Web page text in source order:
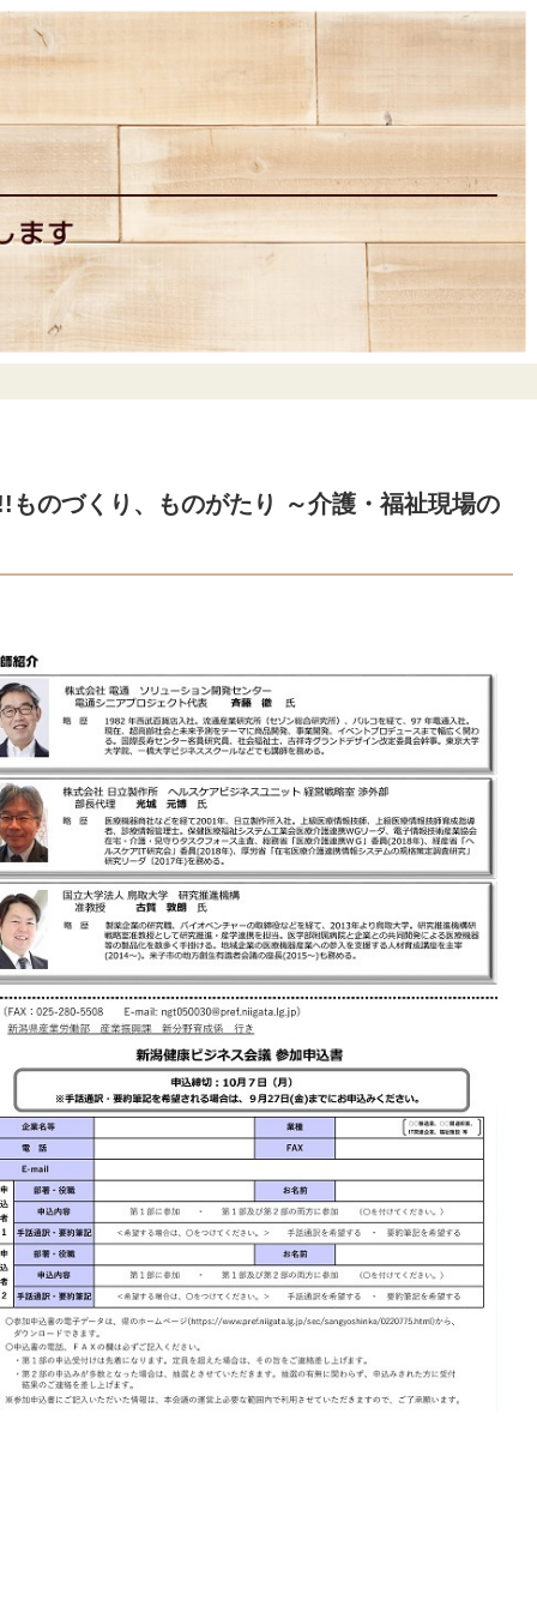
ものづくり、ものがたり ～介護・福祉現場の